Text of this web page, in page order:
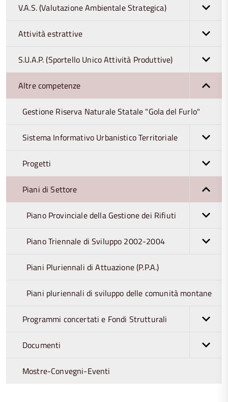
V.A.S. (Valutazione Ambientale Strategica)
Attività estrattive
S.U.A.P. (Sportello Unico Attività Produttive)
Altre competenze
Gestione Riserva Naturale Statale "Gola del Furlo"
Sistema Informativo Urbanistico Territoriale
Progetti
Piani di Settore
Piano Provinciale della Gestione dei Rifiuti
Piano Triennale di Sviluppo 2002-2004
Piani Pluriennali di Attuazione (P.P.A.)
Piani pluriennali di sviluppo delle comunità montane
Programmi concertati e Fondi Strutturali
Documenti
Mostre-Convegni-Eventi